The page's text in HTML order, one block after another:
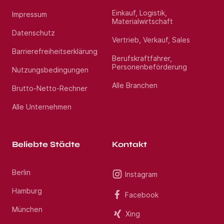
erfahrenen Beraterteam stehen wir Ihnen während
des gesamten Vermittlungsprozesses zur Seite.
Profitieren Sie von über 13 Jahren Markterfahrung
im Gesundheitswesen. Haben Sie Fragen? Rufen Sie
uns gerne unter Jetzt bewerben an. Wir freuen uns
auf Ihre Bewerbung als Oberarzt Psychiatrie und
Psychosomatik (m/w/d) im Raum Freiburg im
Standort:Lörrach
Impressum
Datenschutz
Barrierefreiheitserklärung
Nutzungsbedingungen
Brutto-Netto-Rechner
Alle Unternehmen
Einkauf, Logistik,
Materialwirtschaft
Vertrieb, Verkauf, Sales
Berufskraftfahrer,
Personenbeförderung
Alle Branchen
Beliebte Städte
Berlin
Hamburg
München
Kontakt
Instagram
Facebook
Xing